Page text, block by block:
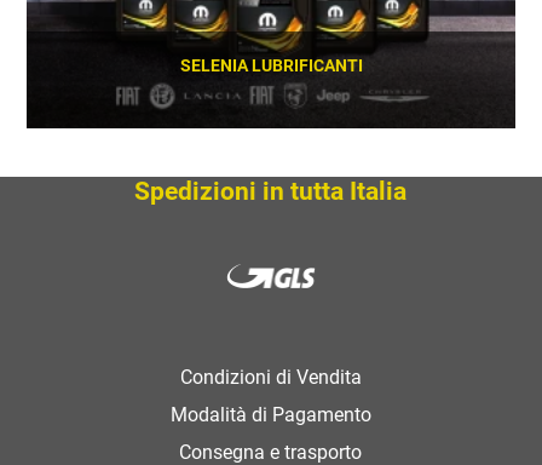
SELENIA LUBRIFICANTI
Spedizioni in tutta Italia
Condizioni di Vendita
Modalità di Pagamento
Consegna e trasporto